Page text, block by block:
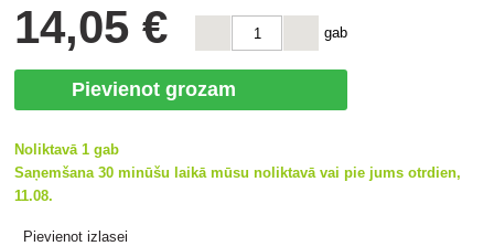
14,05 € gab
Pievienot grozam
Noliktavā 1 gab
Saņemšana 30 minūšu laikā mūsu noliktavā vai pie jums otrdien,
11.08.
Pievienot izlasei